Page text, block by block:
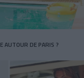
AUTOUR DE PARIS ?